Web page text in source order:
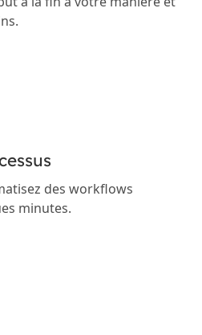
des workflows
minutes.